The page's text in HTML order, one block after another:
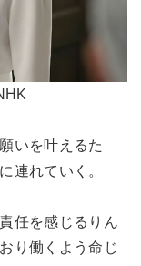
いを叶えるた
連れていく。
任を感じるりん
り働くよう命じ